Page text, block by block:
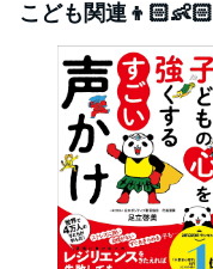
こども関連👦🏻👶🏻